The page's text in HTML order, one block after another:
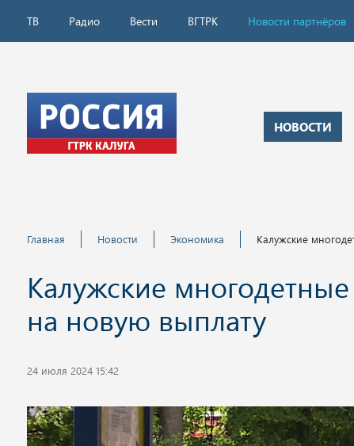
ТВ Радио Вести ВГТРК Новости партнёров
НОВОСТИ
Главная Новости Экономика Калужские
Калужские
на новую выплату
24 июля 2024 15:42